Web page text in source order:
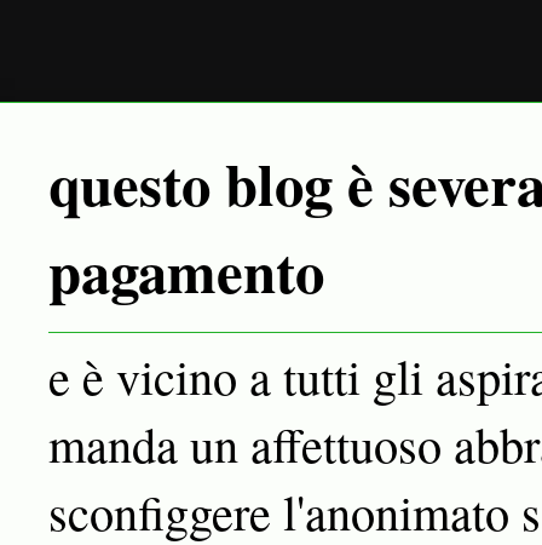
questo blog è
pagamento
e è vicino a tutti gli
manda un affettuoso
sconfiggere l'anonimato